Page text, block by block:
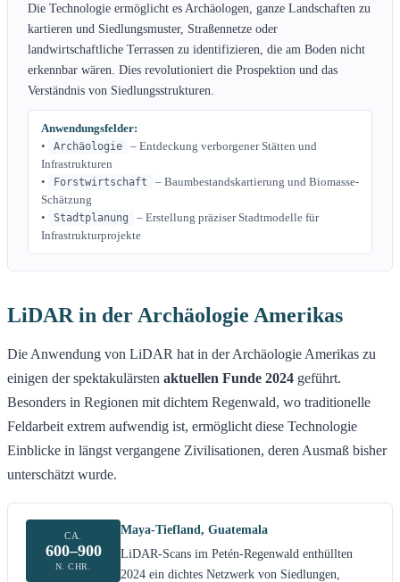
Die Technologie ermöglicht es Archäologen, ganze Landschaften zu
kartieren und Siedlungsmuster, Straßennetze oder
landwirtschaftliche Terrassen zu identifizieren, die am Boden nicht
erkennbar wären. Dies revolutioniert die Prospektion und das
Verständnis von Siedlungsstrukturen.
Anwendungsfelder:
•
Archäologie
– Entdeckung verborgener Stätten und
Infrastrukturen
•
Forstwirtschaft
– Baumbestandskartierung und Biomasse-
Schätzung
•
Stadtplanung
– Erstellung präziser Stadtmodelle für
Infrastrukturprojekte
LiDAR in der Archäologie Amerikas
Die Anwendung von LiDAR hat in der Archäologie Amerikas zu
einigen der spektakulärsten aktuellen Funde 2024 geführt.
Besonders in Regionen mit dichtem Regenwald, wo traditionelle
Feldarbeit extrem aufwendig ist, ermöglicht diese Technologie
Einblicke in längst vergangene Zivilisationen, deren Ausmaß bisher
unterschätzt wurde.
CA.
600–900
N. CHR.
Maya-Tiefland, Guatemala
LiDAR-Scans im Petén-Regenwald enthüllten
2024 ein dichtes Netzwerk von Siedlungen,